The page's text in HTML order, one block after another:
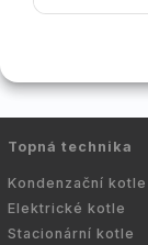
Topná technika
Kondenzační kotle
Elektrické kotle
Stacionární kotle